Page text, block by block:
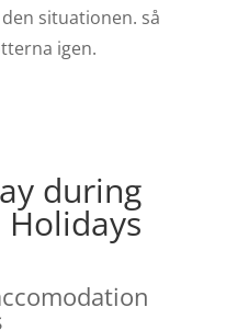
situationen. så
igen.
during
Holidays